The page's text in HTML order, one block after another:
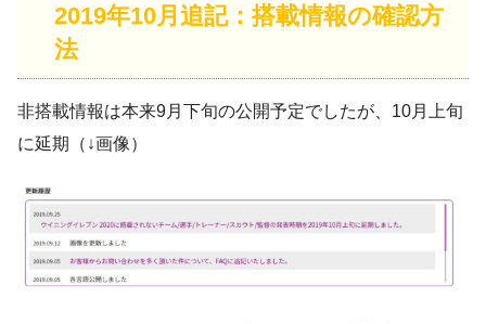
2019年10月追記：搭載情報の確認方
法
非搭載情報は本来9月下旬の公開予定でしたが、10月上旬
に延期（↓画像）